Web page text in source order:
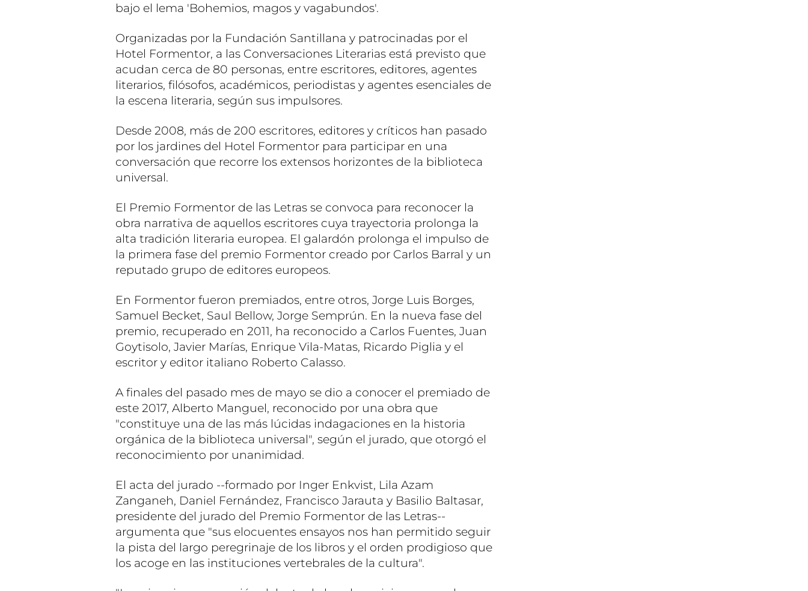
bajo el lema 'Bohemios, magos y vagabundos'.
Organizadas por la Fundación Santillana y patrocinadas por el
Hotel Formentor, a las Conversaciones Literarias está previsto que
acudan cerca de 80 personas, entre escritores, editores, agentes
literarios, filósofos, académicos, periodistas y agentes esenciales de
la escena literaria, según sus impulsores.
Desde 2008, más de 200 escritores, editores y críticos han pasado
por los jardines del Hotel Formentor para participar en una
conversación que recorre los extensos horizontes de la biblioteca
universal.
El Premio Formentor de las Letras se convoca para reconocer la
obra narrativa de aquellos escritores cuya trayectoria prolonga la
alta tradición literaria europea. El galardón prolonga el impulso de
la primera fase del premio Formentor creado por Carlos Barral y un
reputado grupo de editores europeos.
En Formentor fueron premiados, entre otros, Jorge Luis Borges,
Samuel Becket, Saul Bellow, Jorge Semprún. En la nueva fase del
premio, recuperado en 2011, ha reconocido a Carlos Fuentes, Juan
Goytisolo, Javier Marías, Enrique Vila-Matas, Ricardo Piglia y el
escritor y editor italiano Roberto Calasso.
A finales del pasado mes de mayo se dio a conocer el premiado de
este 2017, Alberto Manguel, reconocido por una obra que
"constituye una de las más lúcidas indagaciones en la historia
orgánica de la biblioteca universal", según el jurado, que otorgó el
reconocimiento por unanimidad.
El acta del jurado --formado por Inger Enkvist, Lila Azam
Zanganeh, Daniel Fernández, Francisco Jarauta y Basilio Baltasar,
presidente del jurado del Premio Formentor de las Letras--
argumenta que "sus elocuentes ensayos nos han permitido seguir
la pista del largo peregrinaje de los libros y el orden prodigioso que
los acoge en las instituciones vertebrales de la cultura".